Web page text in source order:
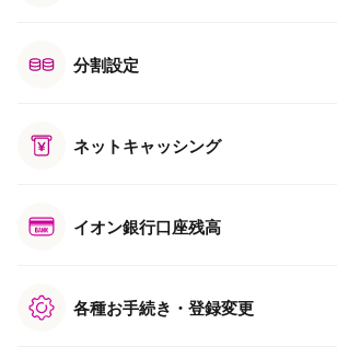
分割設定
ネットキャッシング
イオン銀行口座残高
各種お手続き・登録変更